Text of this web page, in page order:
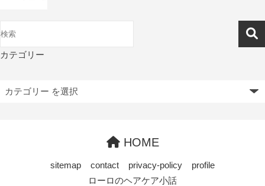
カテゴリー
HOME
sitemap contact privacy-policy
profile
ローロのヘアケア小話